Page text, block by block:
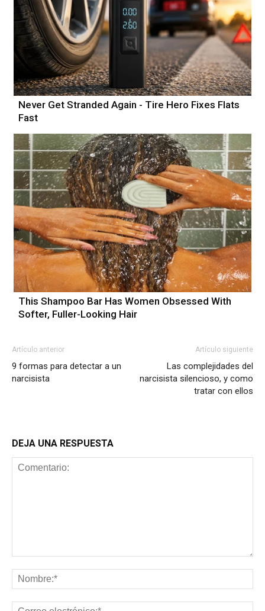
Never Get Stranded Again - Tire Hero Fixes Flats
Fast
This Shampoo Bar Has Women Obsessed With
Softer, Fuller-Looking Hair
Artículo anterior
9 formas para detectar a un
narcisista
Artículo siguiente
Las complejidades del
narcisista silencioso, y como
tratar con ellos
DEJA UNA RESPUESTA